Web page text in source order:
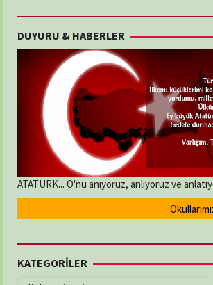
DUYURU & HABERLER
ATATÜRK... O'nu anıyoruz, anlıyoruz ve
KATEGORİLER